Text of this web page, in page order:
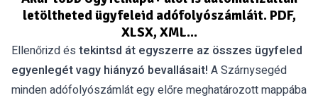
letöltheted ügyfeleid adófolyószámláit. PDF,
XLSX, XML...
Ellenőrizd és tekintsd át egyszerre az összes ügyfeled
egyenlegét vagy hiányzó bevallásait! A Szárnysegéd
minden adófolyószámlát egy előre meghatározott mappába